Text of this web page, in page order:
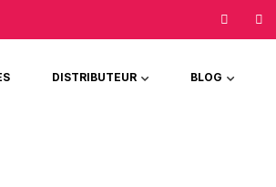
DISTRIBUTEUR BLOG